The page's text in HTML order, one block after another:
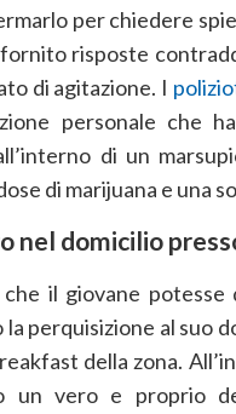
per chiedere
fornito risposte
di agitazione. I
personale che
di un
di marijuana e una
nel domicilio
che il giovane
la perquisizione al suo
della zona.
un vero e proprio